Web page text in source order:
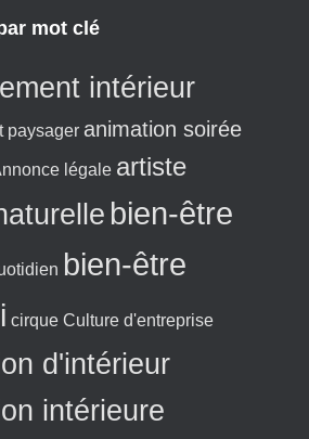
mot clé
intérieur
paysager animation soirée
légale artiste
bien-être
bien-être
cirque Culture d'entreprise
d'intérieur
intérieure